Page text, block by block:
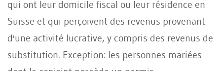
qui ont leur domicile fiscal ou leur résidence en
Suisse et qui perçoivent des revenus provenant
d'une activité lucrative, y compris des revenus de
substitution. Exception: les personnes mariées